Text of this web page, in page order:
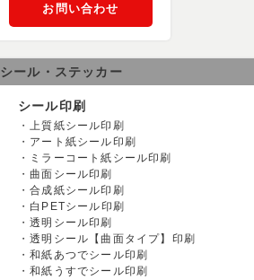
お問い合わせ
シール・ステッカー
シール印刷
上質紙シール印刷
アート紙シール印刷
ミラーコート紙シール印刷
曲面シール印刷
合成紙シール印刷
白PETシール印刷
透明シール印刷
透明シール【曲面タイプ】印刷
和紙あつでシール印刷
和紙うすでシール印刷